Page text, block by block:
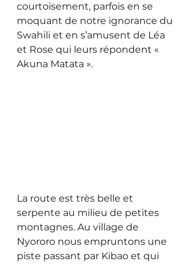
courtoisement, parfois en se
moquant de notre ignorance du
Swahili et en s’amusent de Léa
et Rose qui leurs répondent «
Akuna Matata ».
La route est très belle et
serpente au milieu de petites
montagnes. Au village de
Nyororo nous empruntons une
piste passant par Kibao et qui